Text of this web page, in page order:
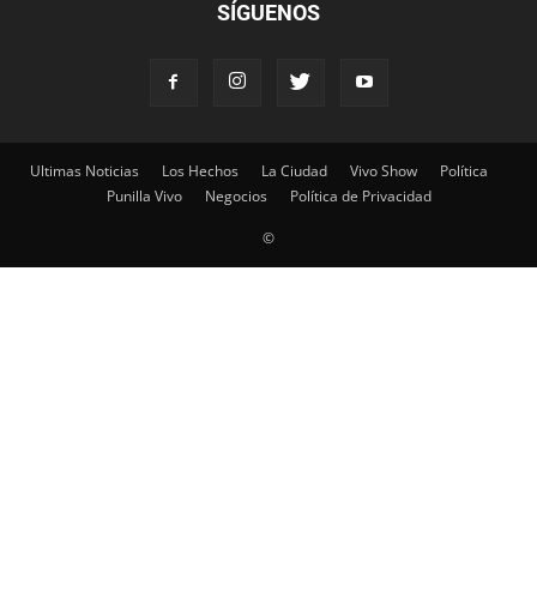
SÍGUENOS
Ultimas Noticias Los Hechos La Ciudad Vivo Show
Política
Punilla Vivo
Negocios Política de Privacidad
©